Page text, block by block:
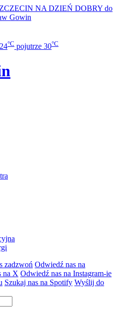
NA DZIEŃ DOBRY do
Gowin
24°C pojutrze 30°C
zadzwoń Odwiedź nas na
na X Odwiedź nas na Instagram-ie
Szukaj nas na Spotify Wyślij do